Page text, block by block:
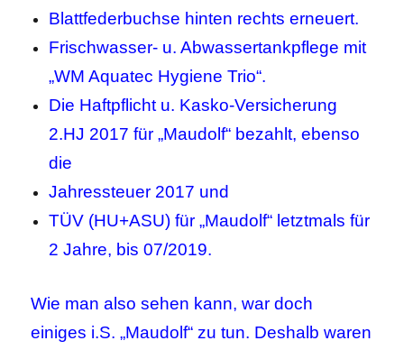
Blattfederbuchse hinten rechts erneuert.
Frischwasser- u. Abwassertankpflege mit
„WM Aquatec Hygiene Trio“.
Die Haftpflicht u. Kasko-Versicherung
2.HJ 2017 für „Maudolf“ bezahlt, ebenso
die
Jahressteuer 2017 und
TÜV (HU+ASU) für „Maudolf“ letztmals für
2 Jahre, bis 07/2019.
Wie man also sehen kann, war doch
einiges i.S. „Maudolf“ zu tun. Deshalb waren